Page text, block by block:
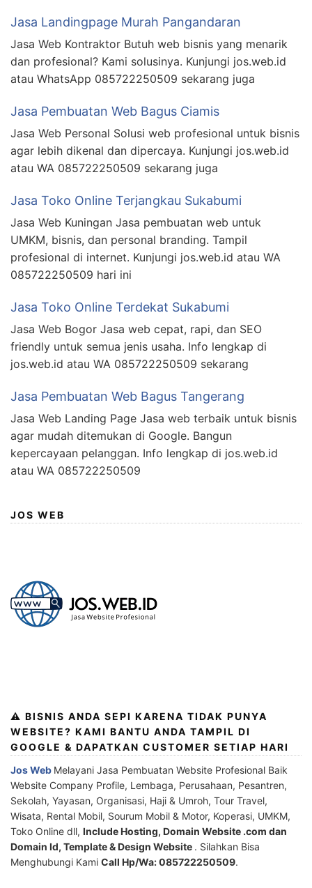
Jasa Landingpage Murah Pangandaran
Jasa Web Kontraktor Butuh web bisnis yang menarik
dan profesional? Kami solusinya. Kunjungi jos.web.id
atau WhatsApp 085722250509 sekarang juga
Jasa Pembuatan Web Bagus Ciamis
Jasa Web Personal Solusi web profesional untuk bisnis
agar lebih dikenal dan dipercaya. Kunjungi jos.web.id
atau WA 085722250509 sekarang juga
Jasa Toko Online Terjangkau Sukabumi
Jasa Web Kuningan Jasa pembuatan web untuk
UMKM, bisnis, dan personal branding. Tampil
profesional di internet. Kunjungi jos.web.id atau WA
085722250509 hari ini
Jasa Toko Online Terdekat Sukabumi
Jasa Web Bogor Jasa web cepat, rapi, dan SEO
friendly untuk semua jenis usaha. Info lengkap di
jos.web.id atau WA 085722250509 sekarang
Jasa Pembuatan Web Bagus Tangerang
Jasa Web Landing Page Jasa web terbaik untuk bisnis
agar mudah ditemukan di Google. Bangun
kepercayaan pelanggan. Info lengkap di jos.web.id
atau WA 085722250509
JOS WEB
⚠️ BISNIS ANDA SEPI KARENA TIDAK PUNYA
WEBSITE? KAMI BANTU ANDA TAMPIL DI
GOOGLE & DAPATKAN CUSTOMER SETIAP HARI
Jos Web Melayani Jasa Pembuatan Website Profesional Baik
Website Company Profile, Lembaga, Perusahaan, Pesantren,
Sekolah, Yayasan, Organisasi, Haji & Umroh, Tour Travel,
Wisata, Rental Mobil, Sourum Mobil & Motor, Koperasi, UMKM,
Toko Online dll, Include Hosting, Domain Website .com dan
Domain Id, Template & Design Website . Silahkan Bisa
Menghubungi Kami Call Hp/Wa: 085722250509.